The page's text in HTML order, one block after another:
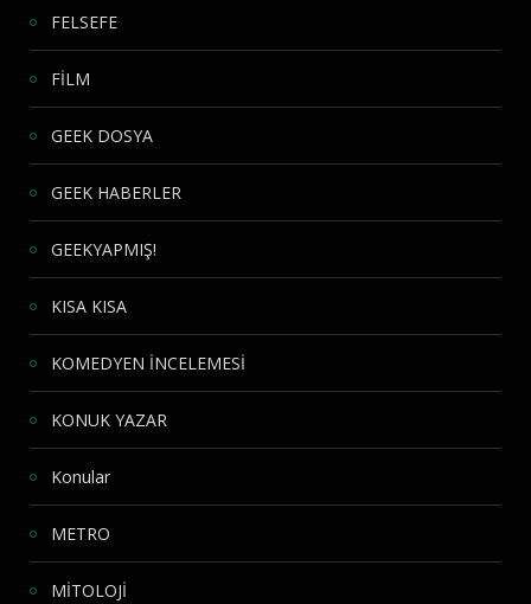
FELSEFE
FİLM
GEEK DOSYA
GEEK HABERLER
GEEKYAPMIŞ!
KISA KISA
KOMEDYEN İNCELEMESİ
KONUK YAZAR
Konular
METRO
MİTOLOJİ